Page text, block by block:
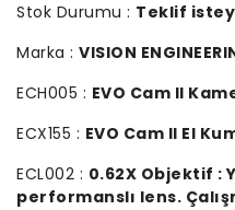
Stok Durumu : Teklif
Marka : VISION
ECH005 : EVO Cam II
ECX155 : EVO Cam II El
ECL002 : 0.62X Objektif :
performanslı lens.